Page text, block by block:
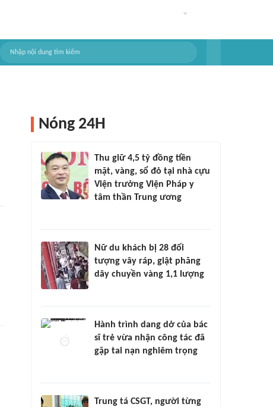
Nóng 24H
Thu giữ 4,5 tỷ đồng tiền
mặt, vàng, sổ đỏ tại nhà cựu
Viện trưởng Viện Pháp y
tâm thần Trung ương
Nữ du khách bị 28 đối
tượng vây ráp, giật phăng
dây chuyền vàng 1,1 lượng
Hành trình dang dở của bác
sĩ trẻ vừa nhận công tác đã
gặp tai nạn nghiêm trọng
Trung tá CSGT, người từng